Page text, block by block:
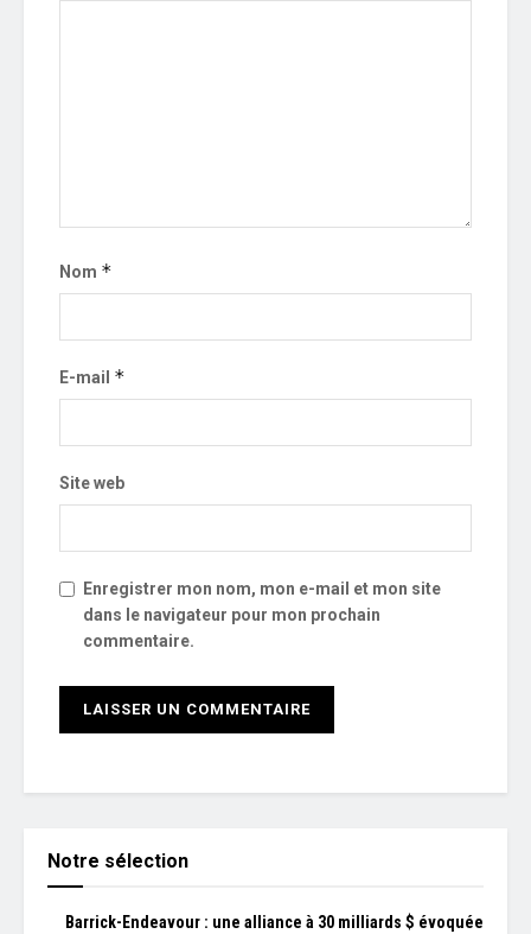
Nom *
E-mail *
Site web
Enregistrer mon nom, mon e-mail et mon site
dans le navigateur pour mon prochain
commentaire.
Notre sélection
Barrick-Endeavour : une alliance à 30 milliards $ évoquée